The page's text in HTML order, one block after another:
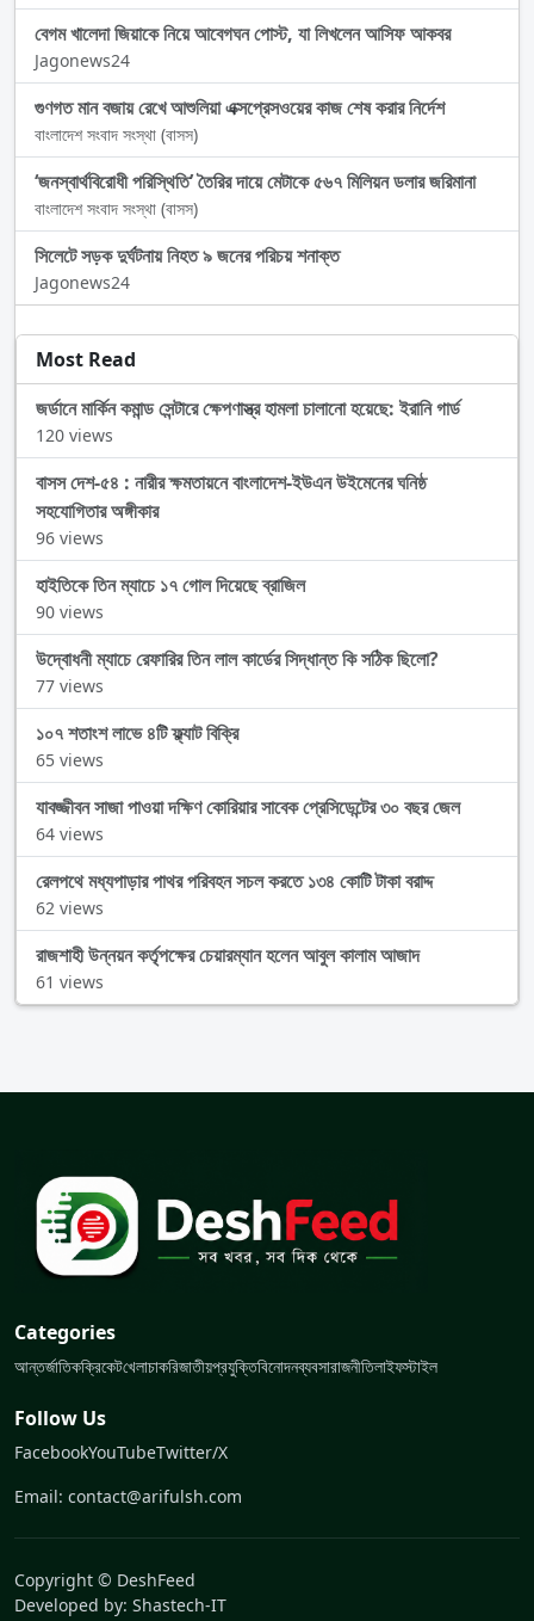
বেগম খালেদা জিয়াকে নিয়ে আবেগঘন পোস্ট, যা লিখলেন আসিফ আকবর
Jagonews24
গুণগত মান বজায় রেখে আশুলিয়া এক্সপ্রেসওয়ের কাজ শেষ করার নির্দেশ
বাংলাদেশ সংবাদ সংস্থা (বাসস)
‘জনস্বার্থবিরোধী পরিস্থিতি’ তৈরির দায়ে মেটাকে ৫৬৭ মিলিয়ন ডলার জরিমানা
বাংলাদেশ সংবাদ সংস্থা (বাসস)
সিলেটে সড়ক দুর্ঘটনায় নিহত ৯ জনের পরিচয় শনাক্ত
Jagonews24
Most Read
জর্ডানে মার্কিন কমান্ড সেন্টারে ক্ষেপণাস্ত্র হামলা চালানো হয়েছে: ইরানি গার্ড
120 views
বাসস দেশ-৫৪ : নারীর ক্ষমতায়নে বাংলাদেশ-ইউএন উইমেনের ঘনিষ্ঠ
সহযোগিতার অঙ্গীকার
96 views
হাইতিকে তিন ম্যাচে ১৭ গোল দিয়েছে ব্রাজিল
90 views
উদ্বোধনী ম্যাচে রেফারির তিন লাল কার্ডের সিদ্ধান্ত কি সঠিক ছিলো?
77 views
১০৭ শতাংশ লাভে ৪টি ফ্ল্যাট বিক্রি
65 views
যাবজ্জীবন সাজা পাওয়া দক্ষিণ কোরিয়ার সাবেক প্রেসিডেন্টের ৩০ বছর জেল
64 views
রেলপথে মধ্যপাড়ার পাথর পরিবহন সচল করতে ১৩৪ কোটি টাকা বরাদ্দ
62 views
রাজশাহী উন্নয়ন কর্তৃপক্ষের চেয়ারম্যান হলেন আবুল কালাম আজাদ
61 views
Categories
আন্তর্জাতিকক্রিকেটখেলাচাকরিজাতীয়প্রযুক্তিবিনোদনব্যবসারাজনীতিলাইফস্টাইল
Follow Us
FacebookYouTubeTwitter/X
Email: contact@arifulsh.com
Copyright © DeshFeed
Developed by: Shastech-IT